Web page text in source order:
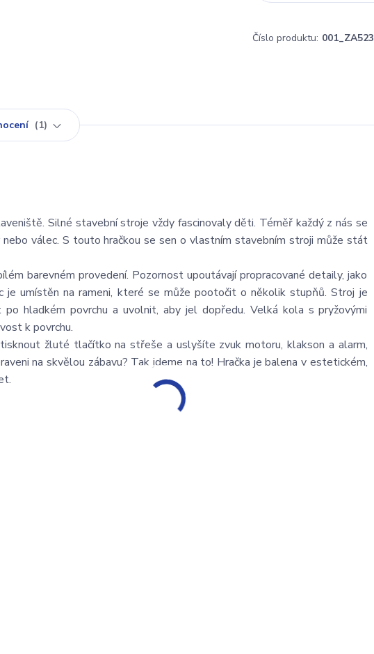
Číslo produktu:
1
Silné stavební stroje vždy fascinovaly děti. Téměř každý z nás se
válec. S touto hračkou se sen o vlastním stavebním stroji může stát
barevném provedení. Pozornost upoutávají propracované detaily, jako
je umístěn na rameni, které se může pootočit o několik stupňů. Stroj je
hladkém povrchu a uvolnit, aby jel dopředu. Velká kola s pryžovými
k povrchu.
žluté tlačítko na střeše a uslyšíte zvuk motoru, klakson a alarm,
na skvělou zábavu? Tak jdeme na to! Hračka je balena v estetickém,